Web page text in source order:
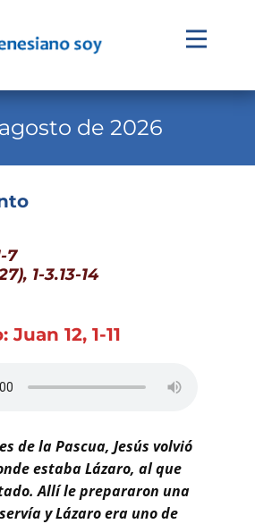
de 2026
7
1-3.13-14
12, 1-11
de la Pascua, Jesús volvió
estaba Lázaro, al que
Allí le prepararon una
y Lázaro era uno de